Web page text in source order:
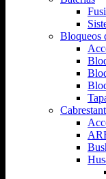
Bloqueos